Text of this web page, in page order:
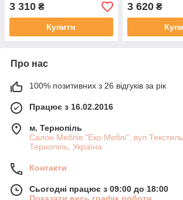
3 310 ₴
Купити
3 620₴
Про нас
100% позитивних з 26 відгуків за рік
Працює з 16.02.2016
м. Тернопіль
Салон Меблів "Еко Меблі",
Тернопіль, Україна
Контакти
Сьогодні працює з 09:00 до 18:00